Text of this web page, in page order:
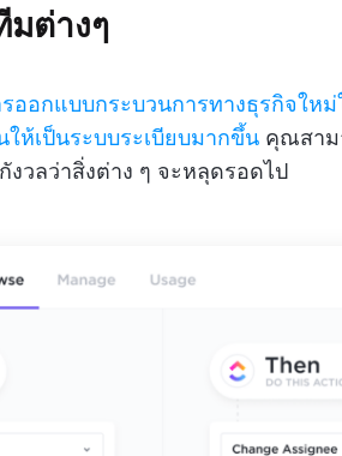
ต่างๆ
ออกแบบกระบวนการทางธุรกิจให
ห้เป็นระบบระเบียบมากขึ้น คุณสาม
วลว่าสิ่งต่าง ๆ จะหลุดรอดไป